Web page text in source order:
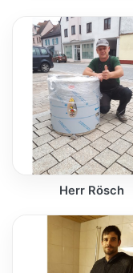
Herr Rösch